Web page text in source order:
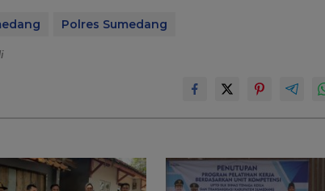
Polres Sumedang